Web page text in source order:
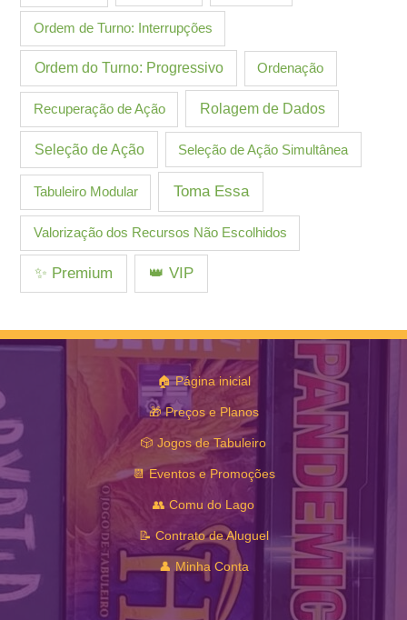
Ordem de Turno: Interrupções
Ordem do Turno: Progressivo Ordenação
Recuperação de Ação Rolagem de Dados
Seleção de Ação Seleção de Ação Simultânea
Tabuleiro Modular Toma Essa
Valorização dos Recursos Não Escolhidos
✨ Premium 👑 VIP
🏠 Página inicial
🎁 Preços e Planos
🎲 Jogos de Tabuleiro
📆 Eventos e Promoções
👥 Comu do Lago
📝 Contrato de Aluguel
👤 Minha Conta